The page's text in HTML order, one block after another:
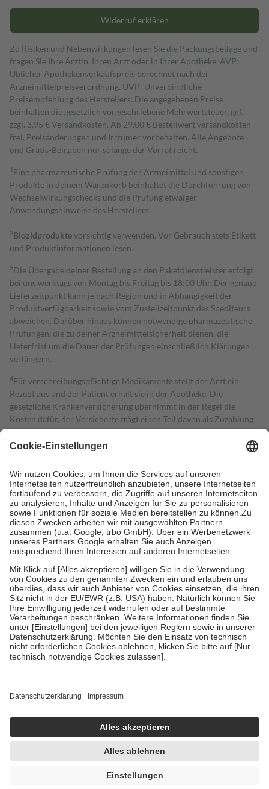
Widerruf erklären
Zu Risiken und Nebenwirkungen lesen Sie die Packungsbeilage und
fragen Sie Ihre Ärztin, Ihren Arzt oder in Ihrer Apotheke. AVP:
Üblicher Apothekenverkaufspreis berechnet nach der
Arzneimittelpreisverordnung. UVP: Unverbindliche
Preisempfehlung des Herstellers. Die angegebenen Preise
beinhalten die gesetzlich vorgeschriebene Mehrwertsteuer, ggf.
zzgl. 3,95 € Versandkosten. Ab 29,00 € Bestell­wert versand­kosten­
frei. Preisänderungen und Irrtümer vorbehalten. Alle Angebote
und Gratis-Beigaben nur solange der Vorrat reicht.
1 Eine pharmazeutische Prüfung der Arzneimittel und sonstigen
Produkte in deinem Warenkorb beinhaltet die Durchführung von
Wechselwirkungschecks und die Prüfung etwaiger
Anwendungshinweise des Herstellers.
2Biozidproduktevorsichtig verwenden. Vor Gebrauch stets Etikett
und Produktinformationen lesen.
3Die Übergabe deiner Bestellung an den Paketdienstleister erfolgt
bei uns werktags von Montag bis Freitag bis 18:00 Uhr. Der genaue
Lieferzeitpunkt kann je nach Region und in Abhängigkeit der
Produktverfügbarkeit sowie vom Zustellzeitpunkt des Spediteurs
abweichen. Darüber hinaus können notwendige pharmazeutische
Prüfungen, die zu deiner Arzneimittelsicherheit dienen, die
Lieferfrist um die Dauer der Prüfungen einschließlich Klärungen
verlängern.
4Für verschreibungspflichtige Medikamente stellt der Arzt ein
Rezept aus und der Patient erhält sie in der Apotheke. Die
gesetzliche Krankenversicherung übernimmt in der Regel die
Kosten dafür, der Versicherte trägt einen Teil davon als Zuzahlung
mit.
Grundsätzlich leisten Mitglieder Zuzahlungen in Höhe von zehn
höchstens zehn Euro.
Es sind jedoch nie mehr als die tatsächlichen
Kosten der Leistung zu entrichten.
Diese Regeln gelten grundsätzlich auch für Online-Apotheken.
Bei Heilmitteln und häuslicher Krankenpflege beträgt die
Zuzahlung zehn Prozent der Kosten sowie zehn Euro je
Verordnung.
Um das Engagement der Versicherten für ihre eigene Gesundheit zu
stärken und die besondere Stellung der Familie zu unterstützen,
fallenkeine Zuzahlungenan bei:
• Kindern und Jugendlichen bis zum vollendeten 18. Lebensjahr
mit Ausnahme der Fahrkosten
• Untersuchungen zur Vorsorge und Früherkennung, die von der
GKV getragen werden
• empfohlenen Schutzimpfungen
• Harn- und Blutteststreifen
getroffen, um sicherzustellen, dass es sich um echte Bewertungen
https://help.etrusted.com/hc/de/articles/4419944605341
Einige Bilder und Inhalte wurden unter Zuhilfenahme künstlicher